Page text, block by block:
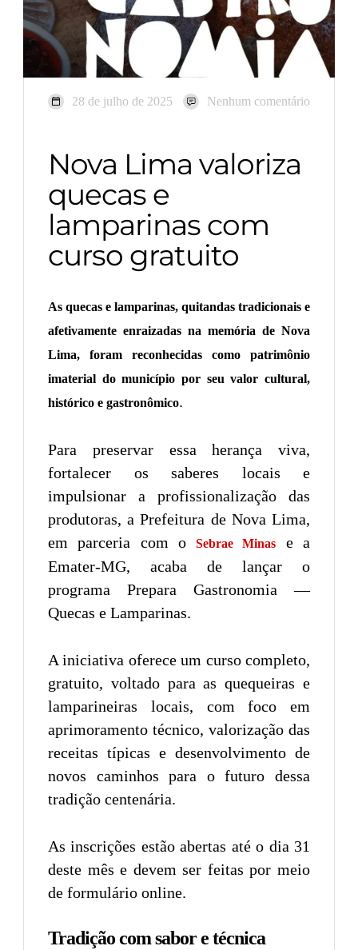
28 de julho de 2025 Nenhum comentário
Nova Lima valoriza
quecas e
lamparinas com
curso gratuito
As quecas e lamparinas, quitandas tradicionais e
afetivamente enraizadas na memória de Nova
Lima, foram reconhecidas como patrimônio
imaterial do município por seu valor cultural,
histórico e gastronômico.
Para preservar essa herança viva,
fortalecer os saberes locais e
impulsionar a profissionalização das
produtoras, a Prefeitura de Nova Lima,
em parceria com oSebrae Minas
e a
Emater-MG, acaba de lançar o
programa Prepara Gastronomia —
Quecas e Lamparinas.
A iniciativa oferece um curso completo,
gratuito, voltado para as quequeiras e
lamparineiras locais, com foco em
aprimoramento técnico, valorização das
receitas típicas e desenvolvimento de
novos caminhos para o futuro dessa
tradição centenária.
As inscrições estão abertas até o dia 31
deste mês e devem ser feitas por meio
de formulário online.
Tradição com sabor e técnica